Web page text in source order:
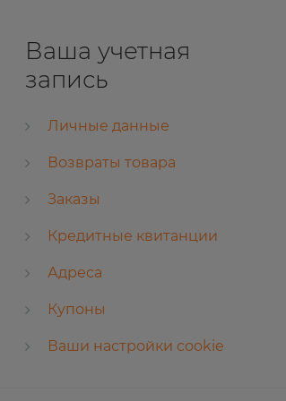
Ваша учетная
запись
Личные данные
Возвраты товара
Заказы
Кредитные квитанции
Адреса
Купоны
Ваши настройки cookie